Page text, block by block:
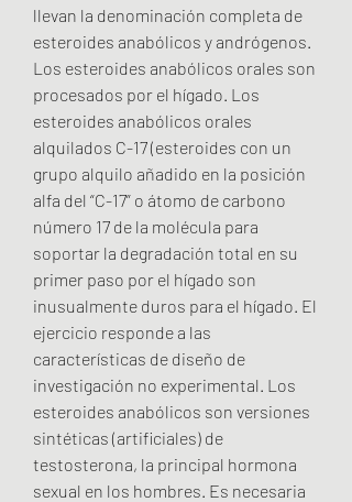
llevan la denominación completa de
esteroides anabólicos y andrógenos.
Los esteroides anabólicos orales son
procesados por el hígado. Los
esteroides anabólicos orales
alquilados C-17 (esteroides con un
grupo alquilo añadido en la posición
alfa del “C-17” o átomo de carbono
número 17 de la molécula para
soportar la degradación total en su
primer paso por el hígado son
inusualmente duros para el hígado. El
ejercicio responde a las
características de diseño de
investigación no experimental. Los
esteroides anabólicos son versiones
sintéticas (artificiales) de
testosterona, la principal hormona
sexual en los hombres. Es necesaria